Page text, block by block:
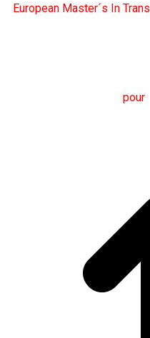
European Master´s In
pour